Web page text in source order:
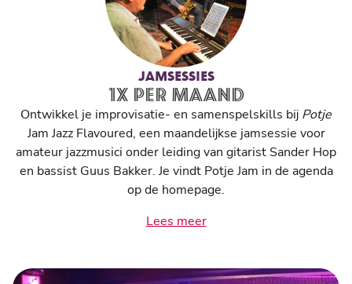
JAMSESSIES
1X PER MAAND
Ontwikkel je improvisatie- en samenspelskills bij Potje
Jam Jazz Flavoured, een maandelijkse jamsessie voor
amateur jazzmusici onder leiding van gitarist Sander Hop
en bassist Guus Bakker. Je vindt Potje Jam in de agenda
op de homepage.
Lees meer